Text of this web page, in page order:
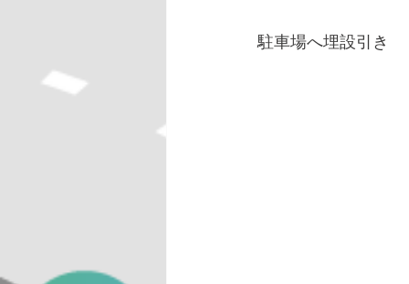
駐車場へ埋設引き